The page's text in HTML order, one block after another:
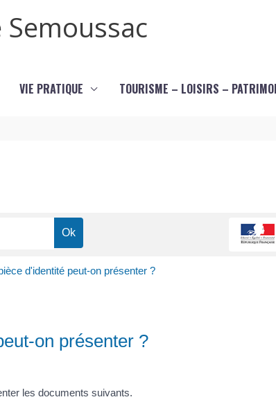
VIE PRATIQUE TOURISME – LOISIRS –
d'identité peut-on présenter ?
on présenter ?
les documents suivants.